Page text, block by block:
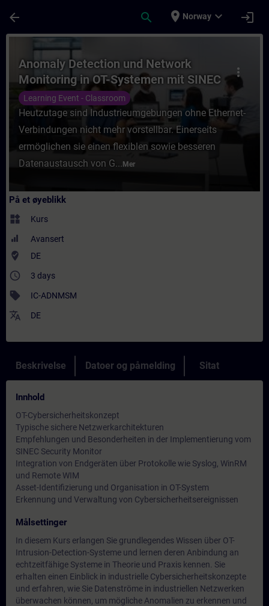
arrow_back search place Norway expand_more login
Kurs - Anomaly Detection und Network
more_vert
Anomaly Detection und Network
Monitoring in OT-Systemen mit SINEC
Security Monitor (Präsenz-Training)
Learning Event - Classroom
Heutzutage sind Industrieumgebungen ohne Ethernet-
Verbindungen nicht mehr vorstellbar. Einerseits
ermöglichen sie einen flexiblen sowie besseren
Datenaustausch von G... Mer
På et øyeblikk
widgets Kurs
Avansert
where_to_vote DE
access_time 3 days
sell IC-ADNMSM
translate DE
Beskrivelse Datoer og påmelding Sitat
Innhold
OT-Cybersicherheitskonzept
Typische sichere Netzwerkarchitekturen
Empfehlungen und Besonderheiten in der Implementierung vom
SINEC Security Monitor
Integration von Endgeräten über Protokolle wie Syslog, WinRM
und Remote WIM
Asset-Identifizierung und Organisation in OT-System
Erkennung und Verwaltung von Cybersicherheitsereignissen
Målsettinger
In diesem Kurs erlangen Sie grundlegendes Wissen über OT-
Intrusion-Detection-Systeme und lernen deren Anbindung an
echtzeitfähige Systeme in Theorie und Praxis kennen. Sie
erhalten einen Einblick in industrielle Cybersicherheitskonzepte
und erfahren, wie Sie Datenströme in industriellen Netzwerken
überwachen können, um mögliche Anomalien zu erkennen und